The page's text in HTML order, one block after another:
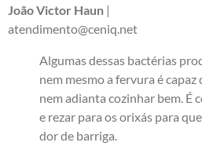
João Victor Haun |
atendimento@ceniq.net
Algumas dessas bactérias
nem mesmo a fervura é capaz
nem adianta cozinhar bem. É
e rezar para os orixás para
dor de barriga.